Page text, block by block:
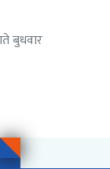
बुधवार